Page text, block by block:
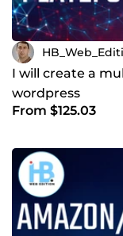
I will create a
wordpress
From $125.03